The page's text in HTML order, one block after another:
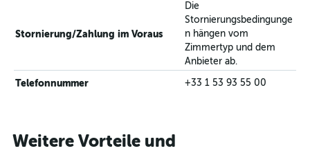
Stornierung/Zahlung im Voraus
Die
Stornierungsbedingunge
n hängen vom
Zimmertyp und dem
Anbieter ab.
Telefonnummer +33 1 53 93 55 00
Weitere Vorteile und